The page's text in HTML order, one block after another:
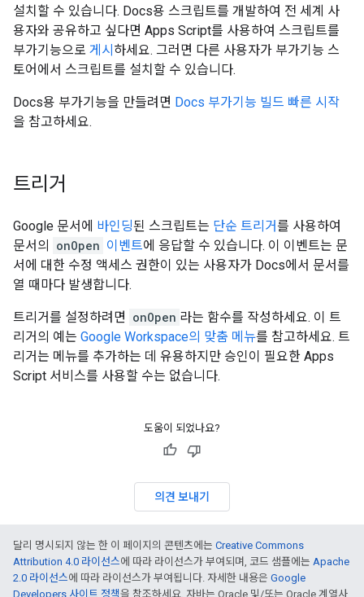
설치할 수 있습니다. Docs용 스크립트를 개발하여 전 세계 사
용자와 공유하고 싶다면 Apps Script를 사용하여 스크립트를
부가기능으로 게시 하세요. 그러면 다른 사용자가 부가기능 스
토어에서 스크립트를 설치할 수 있습니다.
Docs용 부가기능을 만들려면 Docs 부가기능 빌드 빠른 시작
을 참고하세요.
트리거
Google 문서에 바인딩된 스크립트는 단순 트리거를 사용하여
문서의
onOpen 이벤트에 응답할 수 있습니다. 이 이벤트는 문
서에 대한 수정 액세스 권한이 있는 사용자가 Docs에서 문서를
열 때마다 발생합니다.
트리거를 설정하려면 onOpen 라는 함수를 작성하세요. 이 트
리거의 예는 Google Workspace의 맞춤 메뉴를 참고하세요. 트
리거는 메뉴를 추가하는 데 유용하지만 승인이 필요한 Apps
Script 서비스를 사용할 수는 없습니다.
도움이 되었나요?
의견 보내기
달리 명시되지 않는 한 이 페이지의 콘텐츠에는 Creative Commons
Attribution 4.0 라이선스에 따라 라이선스가 부여되며, 코드 샘플에는 Apache
2.0 라이선스에 따라 라이선스가 부여됩니다. 자세한 내용은 Google
Developers 사이트 정책을 참조하세요. 자바는 Oracle 및/또는 Oracle 계열사